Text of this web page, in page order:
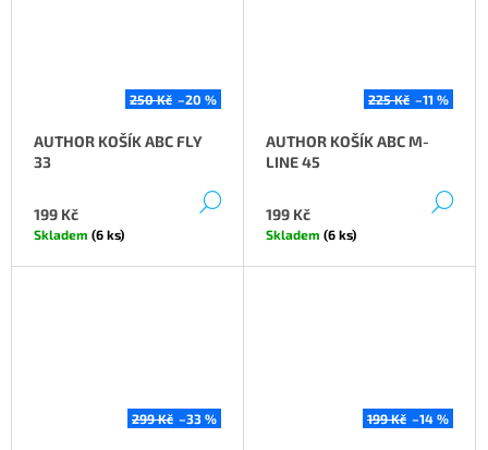
250 Kč –20 %
AUTHOR KOŠÍK ABC FLY
33
199 Kč
DETAIL
Skladem (6 ks)
225 Kč –11 %
AUTHOR KOŠÍK ABC M-
LINE 45
199 Kč
Skladem (6 ks)
299 Kč –33 % 199 Kč –14 %